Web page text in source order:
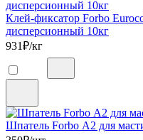
Клей-фиксатор Forbo
дисперсионный 10кг
931₽/кг
Шпатель Forbo А2 для